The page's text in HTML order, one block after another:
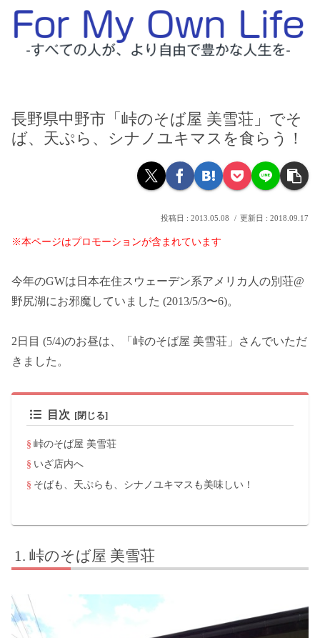
長野県中野市「峠のそば屋 美雪荘」でそ
ば、天ぷら、シナノユキマスを食らう！
2013.05.08 2018.09.17
※本ページはプロモーションが含まれています
今年のGWは日本在住スウェーデン系アメリカ人の別荘@
野尻湖にお邪魔していました (2013/5/3〜6)。
2日目 (5/4)のお昼は、「峠のそば屋 美雪荘」さんでいただ
きました。
目次
峠のそば屋 美雪荘
いざ店内へ
そばも、天ぷらも、シナノユキマスも美味しい！
峠のそば屋 美雪荘